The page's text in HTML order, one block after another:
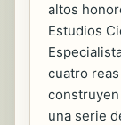
altos
Estudios
cuatro
una serie